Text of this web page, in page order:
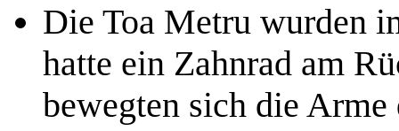
Die Toa Metru wurden
hatte ein Zahnrad am
bewegten sich die